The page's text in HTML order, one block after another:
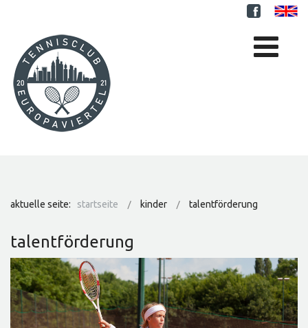
aktuelle seite: startseite kinder talentförderung
talentförderung